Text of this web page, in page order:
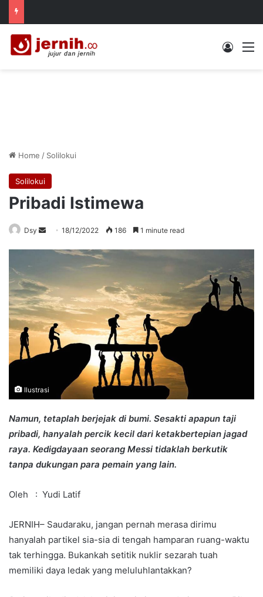
Log In
Home / Solilokui
Solilokui
Pribadi Istimewa
Dsy
Send18/12/2022 186 1 minute read
Ilustrasi
Namun, tetaplah berjejak di bumi. Sesakti apapun taji
pribadi, hanyalah percik kecil dari ketakbertepian jagad
raya. Kedigdayaan seorang Messi tidaklah berkutik
tanpa dukungan para pemain yang lain.
Oleh : Yudi Latif
JERNIH– Saudaraku, jangan pernah merasa dirimu
hanyalah partikel sia-sia di tengah hamparan ruang-waktu
tak terhingga. Bukankah setitik nuklir sezarah tuah
memiliki daya ledak yang meluluhlantakkan?